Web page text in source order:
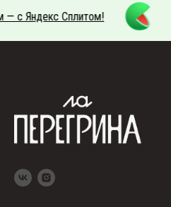
с Яндекс Сплитом!